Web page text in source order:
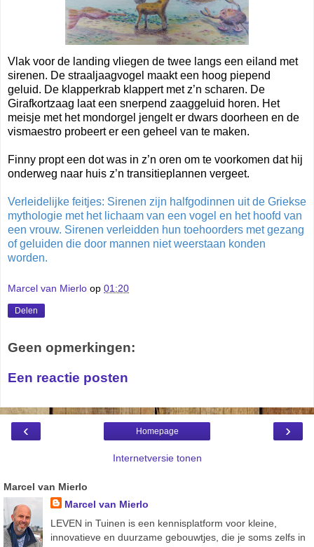
Vlak voor de landing vliegen de twee langs een eiland met
sirenen. De straaljaagvogel maakt een hoog piepend
geluid. De klapperkrab klappert met z’n scharen. De
Girafkortzaag laat een snerpend zaaggeluid horen. Het
meisje met het mondorgel jengelt er dwars doorheen en de
vismaestro probeert er een geheel van te maken.
Finny propt een dot was in z’n oren om te voorkomen dat hij
onderweg naar huis z’n transitieplannen vergeet.
Verleidelijke feitjes: Sirenen zijn halfgodinnen uit de Griekse
mythologie met het lichaam van een vogel en het hoofd van
een vrouw. Sirenen verleidden hun toehoorders met gezang
of geluiden die door mannen niet weerstaan konden
worden.
Marcel van Mierlo op 01:20
Delen
Geen opmerkingen:
Een reactie posten
‹ ›
Homepage
Internetversie tonen
Marcel van Mierlo
Marcel van Mierlo
LEVEN in Tuinen is een kennisplatform voor kleine,
innovatieve en duurzame gebouwtjes, die je soms zelfs in